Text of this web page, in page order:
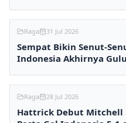
Raga 31 Jul 2026
Sempat Bikin Senut-
Indonesia Akhirnya
Raga 28 Jul 2026
Hattrick Debut Mitchell